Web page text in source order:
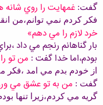
گفت: غمهايت را روي شانه
فکر کردم نمي توانم،من
خرد لازم را مي دهم»
بار گناهانم رنجم مي داد
بودم،اما خدا گفت : من تو
از خودم بدم مي امد ،فکر
گفت : من به تو عشق مي
گريه مي کردم،زيرا تنها